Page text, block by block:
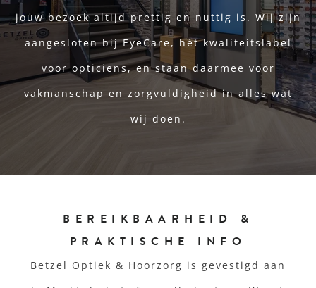
jouw bezoek altijd prettig en nuttig is. Wij zijn
aangesloten bij EyeCare, hét kwaliteitslabel
voor opticiens, en staan daarmee voor
vakmanschap en zorgvuldigheid in alles wat
wij doen.
BEREIKBAARHEID &
PRAKTISCHE INFO
Betzel Optiek & Hoorzorg is gevestigd aan